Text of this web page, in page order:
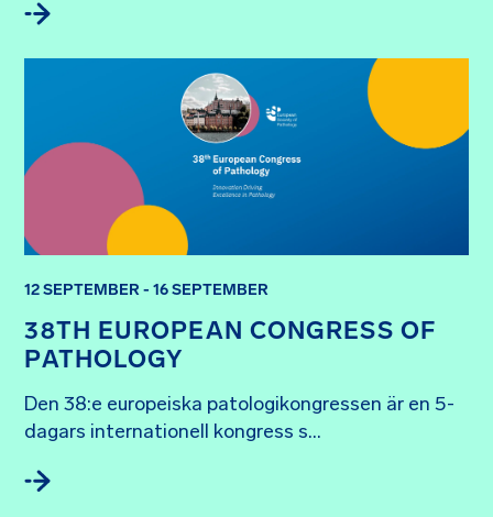
38TH EUROPEAN CONGRESS OF
PATHOLOGY
12 SEPTEMBER - 16 SEPTEMBER
Den 38:e europeiska patologikongressen är en 5-
dagars internationell kongress s...